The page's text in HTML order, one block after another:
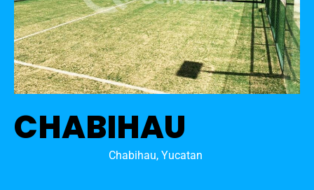
CHABIHAU
Chabihau, Yucatan